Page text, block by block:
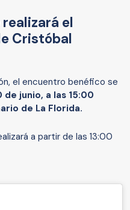
el
Cristóbal
el encuentro benéfico se
de junio, a las 15:00
de La Florida.
a partir de las 13:00